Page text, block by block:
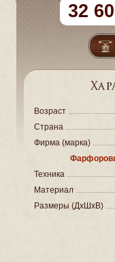
32
Возраст
Страна
Фирма (марка)
Техника
Материал
Размеры (ДxШxВ)